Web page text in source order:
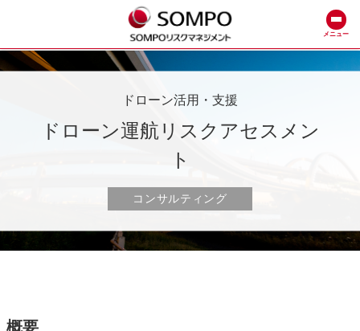
メニュー
ドローン活用・支援
ドローン運航リスクアセスメン
ト
コンサルティング
概要